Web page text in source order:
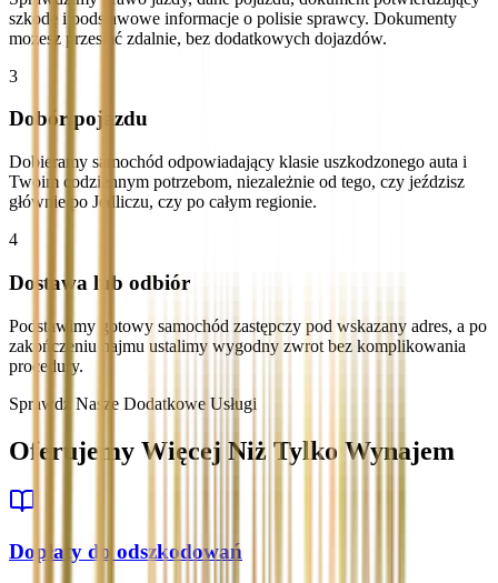
szkodę i podstawowe informacje o polisie sprawcy. Dokumenty
możesz przesłać zdalnie, bez dodatkowych dojazdów.
3
Dobór pojazdu
Dobieramy samochód odpowiadający klasie uszkodzonego auta i
Twoim codziennym potrzebom, niezależnie od tego, czy jeździsz
głównie po Jedliczu, czy po całym regionie.
4
Dostawa lub odbiór
Podstawimy gotowy samochód zastępczy pod wskazany adres, a po
zakończeniu najmu ustalimy wygodny zwrot bez komplikowania
procedury.
Sprawdź Nasze Dodatkowe Usługi
Oferujemy Więcej Niż Tylko Wynajem
Dopłaty do odszkodowań